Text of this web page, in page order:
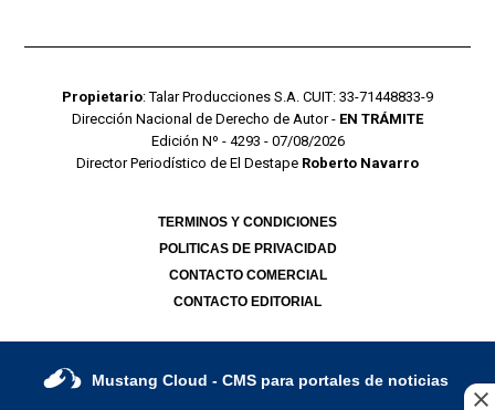
Propietario: Talar Producciones S.A. CUIT: 33-71448833-9
Dirección Nacional de Derecho de Autor - EN TRÁMITE
Edición Nº - 4293 - 07/08/2026
Director Periodístico de El Destape Roberto Navarro
TERMINOS Y CONDICIONES
POLITICAS DE PRIVACIDAD
CONTACTO COMERCIAL
CONTACTO EDITORIAL
Mustang Cloud - CMS para portales de noticias